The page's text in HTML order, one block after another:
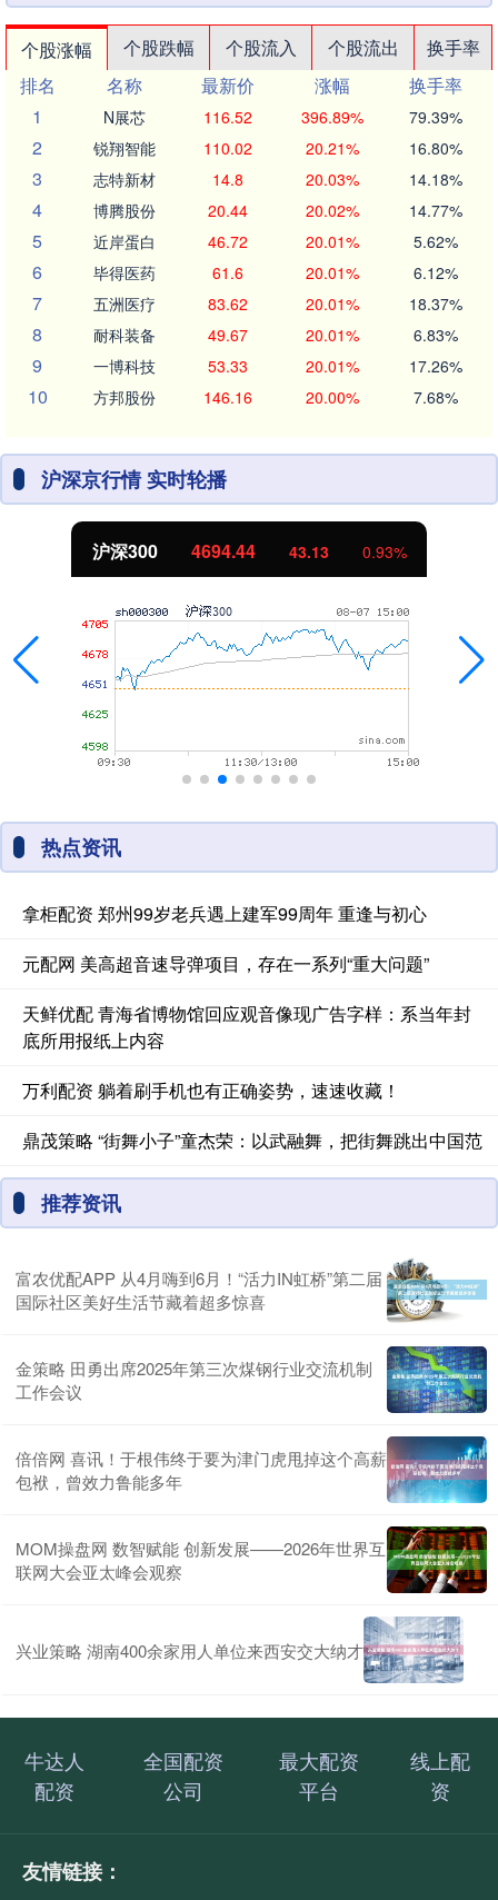
个股涨幅 个股跌幅 个股流入 个股流出
换手率
排名
名称 最新价 涨幅
换手率
1
N展芯 116.52 396.89% 79.39%
2 锐翔智能 110.02 20.21% 16.80%
3 志特新材 14.8 20.03% 14.18%
4 博腾股份 20.44 20.02% 14.77%
5 近岸蛋白 46.72 20.01% 5.62%
6 毕得医药 61.6 20.01% 6.12%
7 五洲医疗 83.62 20.01% 18.37%
8 耐科装备 49.67 20.01% 6.83%
9 一博科技 53.33 20.01% 17.26%
10 方邦股份 146.16 20.00% 7.68%
沪深京行情 实时轮播
沪深300 4694.44 43.13 0.93%
热点资讯
拿柜配资 郑州99岁老兵遇上建军99周年 重逢与初心
元配网 美高超音速导弹项目，存在一系列“重大问题”
天鲜优配 青海省博物馆回应观音像现广告字样：系当年封
底所用报纸上内容
万利配资 躺着刷手机也有正确姿势，速速收藏！
鼎茂策略 “街舞小子”童杰荣：以武融舞，把街舞跳出中国范
推荐资讯
富农优配APP 从4月嗨到6月！“活力IN虹桥”第二届
国际社区美好生活节藏着超多惊喜
金策略 田勇出席2025年第三次煤钢行业交流机制
工作会议
倍倍网 喜讯！于根伟终于要为津门虎甩掉这个高薪
包袱，曾效力鲁能多年
MOM操盘网 数智赋能 创新发展——2026年世界互
联网大会亚太峰会观察
兴业策略 湖南400余家用人单位来西安交大纳才
牛达人
配资
全国配资
公司
最大配资
平台
线上配
资
友情链接：